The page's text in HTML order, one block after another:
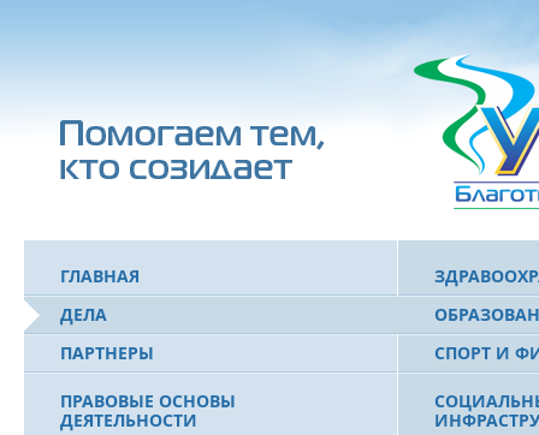
ГЛАВНАЯ
ДЕЛА
ПАРТНЕРЫ
ПРАВОВЫЕ ОСНОВЫ
ДЕЯТЕЛЬНОСТИ
СПОРТ И